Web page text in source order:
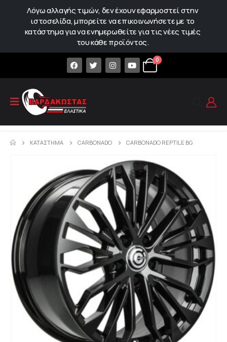
Λόγω αλλαγής τιμών, δεν έχουν εφαρμοστεί στην
ιστοσελίδα, μπορείτε να επικοινωνήσετε με το
κατάστημα για να ενημερωθείτε για τις νέες τιμές
του κάθε προϊόντος.
0
ΚΑΤΆΣΤΗΜΑ CARBONADO CARBONADO REPTILE BG